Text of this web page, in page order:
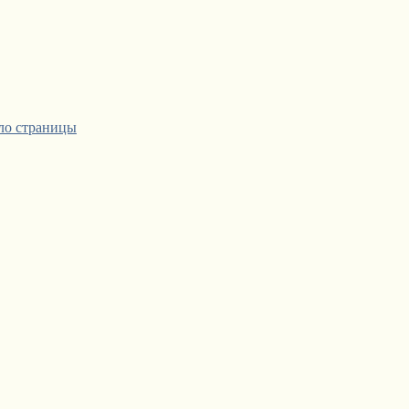
страницы